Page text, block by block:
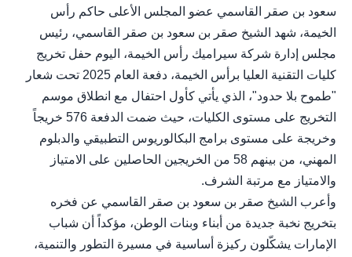
سعود بن صقر القاسمي عضو المجلس الأعلى حاكم رأس
الخيمة، شهد الشيخ صقر بن سعود بن صقر القاسمي، رئيس
مجلس إدارة شركة سيراميك رأس الخيمة، اليوم حفل تخريج
كليات التقنية العليا برأس الخيمة، دفعة العام 2025 تحت شعار
"طموح بلا حدود"، الذي يأتي كأول احتفال مع انطلاق موسم
التخريج على مستوى الكليات، حيث ضمت الدفعة 576 خريجاً
وخريجة على مستوى برامج البكالوريوس التطبيقي والدبلوم
المهني، من بينهم 58 من الخريجين الحاصلين على الامتياز
والامتياز مع مرتبة الشرف.
وأعرب الشيخ صقر بن سعود بن صقر القاسمي عن فخره
بتخريج نخبة جديدة من أبناء وبنات الوطن، مؤكداً أن شباب
الإمارات يشكّلون ركيزة أساسية في مسيرة التطور والتنمية،